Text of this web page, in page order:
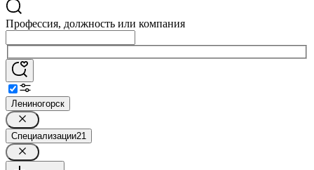
Профессия, должность или компания
Лениногорск
Специализации21